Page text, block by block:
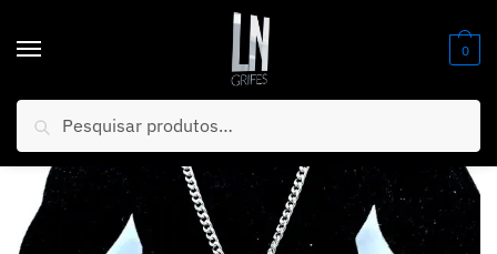
0
Início Relógios / Masculino /